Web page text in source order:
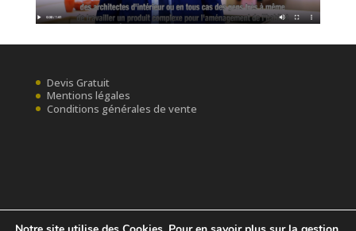
Devis Gratuit
Mentions légales
Conditions générales de vente